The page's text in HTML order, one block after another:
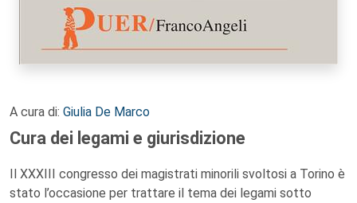
A cura di: Giulia De Marco
Cura dei legami e giurisdizione
Il XXXIII congresso dei magistrati minorili svoltosi a Torino è
stato l’occasione per trattare il tema dei legami sotto